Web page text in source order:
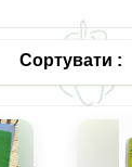
Сортувати :